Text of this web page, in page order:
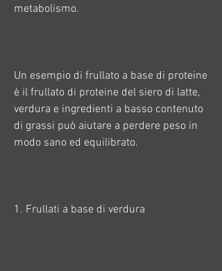
metabolismo.
Un esempio di frullato a base di proteine
è il frullato di proteine ​​del siero di latte,
verdura e ingredienti a basso contenuto
di grassi può aiutare a perdere peso in
modo sano ed equilibrato.
1. Frullati a base di verdura